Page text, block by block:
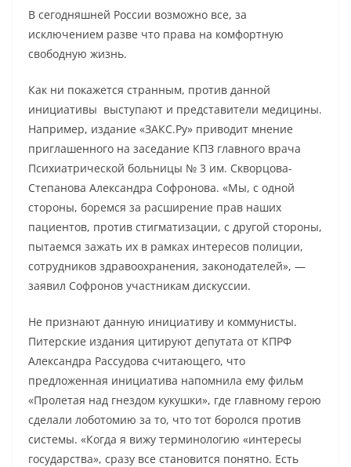
В сегодняшней России возможно все, за
исключением разве что права на комфортную
свободную жизнь.
Как ни покажется странным, против данной
инициативы выступают и представители медицины.
Например, издание «ЗАКС.Ру» приводит мнение
приглашенного на заседание КПЗ главного врача
Психиатрической больницы № 3 им. Скворцова-
Степанова Александра Софронова. «Мы, с одной
стороны, боремся за расширение прав наших
пациентов, против стигматизации, с другой стороны,
пытаемся зажать их в рамках интересов полиции,
сотрудников здравоохранения, законодателей», —
заявил Софронов участникам дискуссии.
Не признают данную инициативу и коммунисты.
Питерские издания цитируют депутата от КПРФ
Александра Рассудова считающего, что
предложенная инициатива напомнила ему фильм
«Пролетая над гнездом кукушки», где главному герою
сделали лоботомию за то, что тот боролся против
системы. «Когда я вижу терминологию «интересы
государства», сразу все становится понятно. Есть